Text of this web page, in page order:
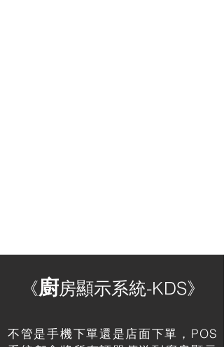
《廚房顯示系統-KDS》
不管是手機下單還是店面下單，POS